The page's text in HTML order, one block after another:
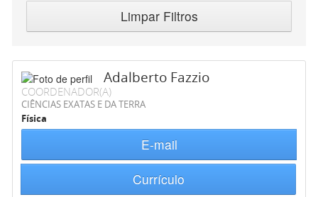
Limpar Filtros
Adalberto Fazzio
COORDENADOR(A)
CIÊNCIAS EXATAS E DA TERRA
Física
E-mail
Currículo